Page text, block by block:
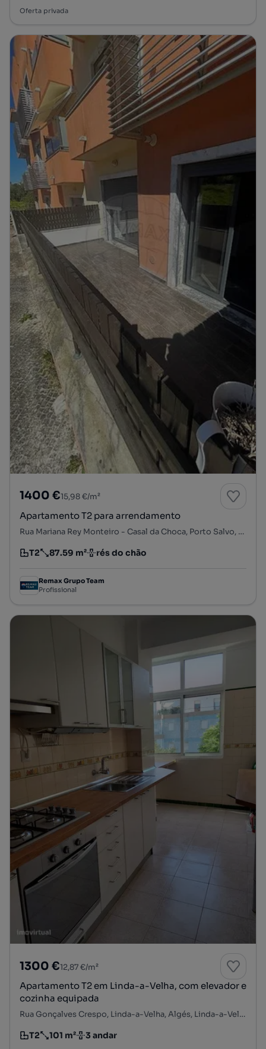
Oferta privada
1400 €15,98 €/m²
Apartamento T2 para arrendamento
Rua Mariana Rey Monteiro - Casal da Choca, Porto Salvo, Oeiras, Lisboa
Tipologia
T2
Preço por metro quadrado
87.59 m²
Andar rés do chão
Remax Grupo Team
Profissional
1300 €12,87 €/m²
Apartamento T2 em Linda-a-Velha, com elevador e
cozinha equipada
Rua Gonçalves Crespo, Linda-a-Velha, Algés, Linda-a-Velha e Cruz Quebrada-Dafundo, Oeiras, Lisboa
Tipologia
T2
Preço por metro quadrado
101 m²
Andar 3 andar